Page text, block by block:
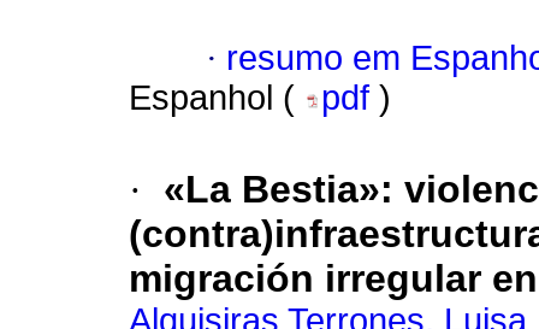
· resumo em
Espanhol (
pdf )
·
«La Bestia»:
migración irregular
Alquisiras Terrones, Luisa